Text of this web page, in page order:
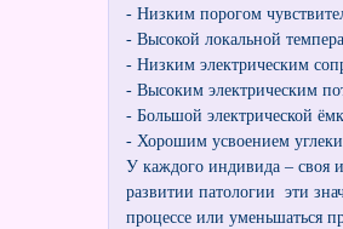
- Низким порогом
- Высокой локальной
- Низким электрическим
- Высоким электрическим
- Большой электрической
- Хорошим усвоением
У каждого индивида – своя
развитии патологии эти
процессе или уменьшаться